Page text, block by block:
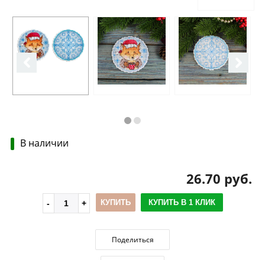
В наличии
26.70 руб.
КУПИТЬ КУПИТЬ В 1 КЛИК
Поделиться